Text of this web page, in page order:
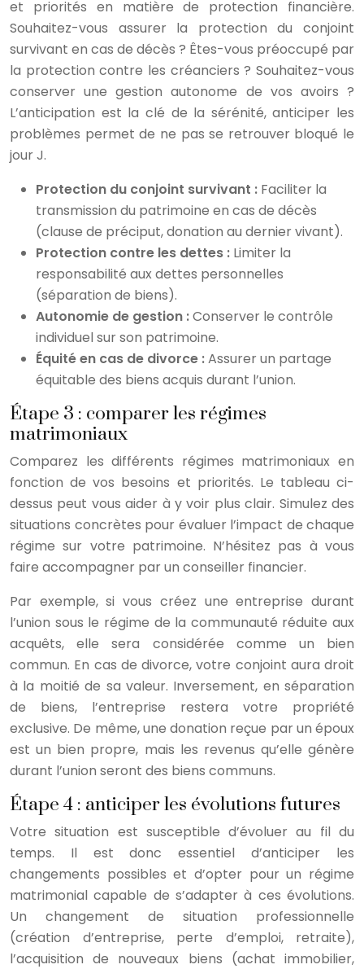
et priorités en matière de protection financière.
Souhaitez-vous assurer la protection du conjoint
survivant en cas de décès ? Êtes-vous préoccupé par
la protection contre les créanciers ? Souhaitez-vous
conserver une gestion autonome de vos avoirs ?
L’anticipation est la clé de la sérénité, anticiper les
problèmes permet de ne pas se retrouver bloqué le
jour J.
Protection du conjoint survivant : Faciliter la
transmission du patrimoine en cas de décès
(clause de préciput, donation au dernier vivant).
Protection contre les dettes : Limiter la
responsabilité aux dettes personnelles
(séparation de biens).
Autonomie de gestion :Conserver le contrôle
individuel sur son patrimoine.
Équité en cas de divorce :Assurer un partage
équitable des biens acquis durant l’union.
Étape 3 : comparer les régimes
matrimoniaux
Comparez les différents régimes matrimoniaux en
fonction de vos besoins et priorités. Le tableau ci-
dessus peut vous aider à y voir plus clair. Simulez des
situations concrètes pour évaluer l’impact de chaque
régime sur votre patrimoine. N’hésitez pas à vous
faire accompagner par un conseiller financier.
Par exemple, si vous créez une entreprise durant
l’union sous le régime de la communauté réduite aux
acquêts, elle sera considérée comme un bien
commun. En cas de divorce, votre conjoint aura droit
à la moitié de sa valeur. Inversement, en séparation
de biens, l’entreprise restera votre propriété
exclusive. De même, une donation reçue par un époux
est un bien propre, mais les revenus qu’elle génère
durant l’union seront des biens communs.
Étape 4 : anticiper les évolutions futures
Votre situation est susceptible d’évoluer au fil du
temps. Il est donc essentiel d’anticiper les
changements possibles et d’opter pour un régime
matrimonial capable de s’adapter à ces évolutions.
Un changement de situation professionnelle
(création d’entreprise, perte d’emploi, retraite),
l’acquisition de nouveaux biens (achat immobilier,